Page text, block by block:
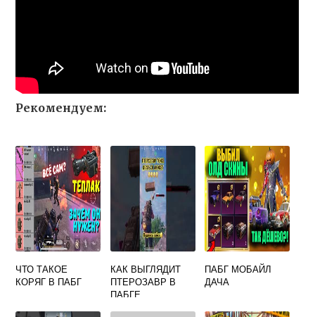
Рекомендуем:
ЧТО ТАКОЕ
КОРЯГ В ПАБГ
КАК ВЫГЛЯДИТ
ПТЕРОЗАВР В
ПАБГЕ
ПАБГ МОБАЙЛ
ДАЧА